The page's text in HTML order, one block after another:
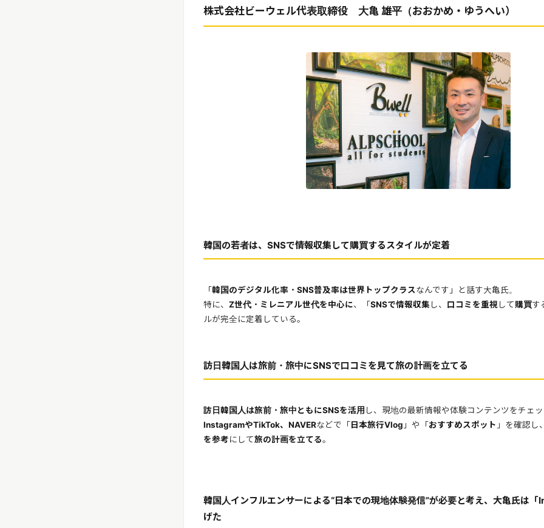
株式会社ビーウェル代表取締役 大亀 雄平（おおかめ・ゆうへい）
韓国の若者は、SNSで情報収集して購買するスタイルが定着
「韓国のデジタル化率・SNS普及率は世界トップクラスなんです」と話す大亀氏。
特に、 Z世代・ミレニアル世代を中心に、「SNSで情報収集 し、 口コミを重視 して購買す
ルが完全に定着している。
訪日韓国人は旅前・旅中にSNSで口コミを見て旅の計画を立てる
訪日韓国人は旅前・旅中ともにSNSを活用 し、現地の最新情報や体験コンテンツをチェッ
InstagramやTikTok、NAVERなどで「日本旅行Vlog 」や「おすすめスポット 」を確認し、
を参考にして旅の計画を立てる。
韓国人インフルエンサーによる“日本での現地体験発信”が必要と考え、大亀氏は「
げた